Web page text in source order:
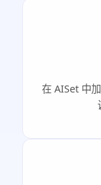
在 AISet 中